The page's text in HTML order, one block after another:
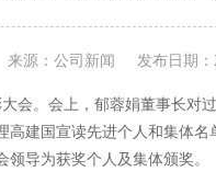
来源：公司新闻 发布日期：
会。会上，郁蓉娟董事长
建国宣读先进个人和集体
导为获奖个人及集体颁奖。